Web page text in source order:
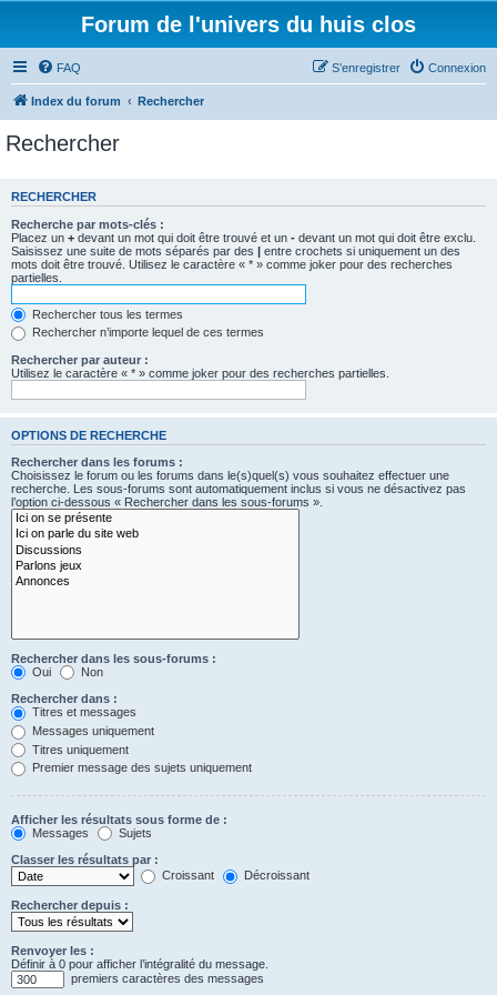
Forum de l'univers du huis clos
FAQ Connexion
S’enregistrer
Index du forum Rechercher
Rechercher
RECHERCHER
Recherche par mots-clés :
Placez un + devant un mot qui doit être trouvé et un - devant un mot qui doit être exclu.
Saisissez une suite de mots séparés par des | entre crochets si uniquement un des
mots doit être trouvé. Utilisez le caractère « * » comme joker pour des recherches
partielles.
Rechercher tous les termes
Rechercher n’importe lequel de ces termes
Rechercher par auteur :
Utilisez le caractère « * » comme joker pour des recherches partielles.
OPTIONS DE RECHERCHE
Rechercher dans les forums :
Choisissez le forum ou les forums dans le(s)quel(s) vous souhaitez effectuer une
recherche. Les sous-forums sont automatiquement inclus si vous ne désactivez pas
l’option ci-dessous « Rechercher dans les sous-forums ».
Rechercher dans les sous-forums :
Oui
Non
Rechercher dans :
Titres et messages
Messages uniquement
Titres uniquement
Premier message des sujets uniquement
Afficher les résultats sous forme de :
Messages
Sujets
Classer les résultats par :
Croissant
Décroissant
Rechercher depuis :
Renvoyer les :
Définir à 0 pour afficher l’intégralité du message.
premiers caractères des messages